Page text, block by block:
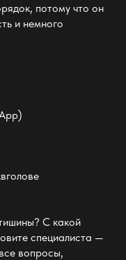
потому что он
и немного
С какой
специалиста —
вопросы,